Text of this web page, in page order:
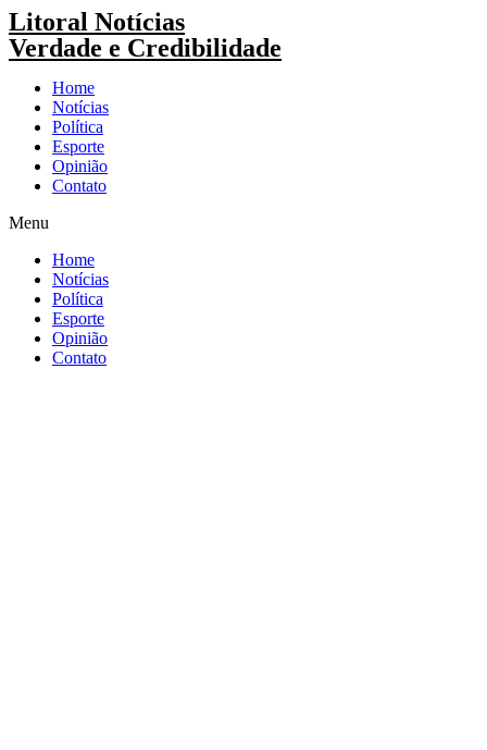
Pular
para
o
Litoral Notícias
Verdade e Credibilidade
Home
Notícias
Política
Esporte
Opinião
Contato
Menu
Home
Notícias
Política
Esporte
Opinião
Contato